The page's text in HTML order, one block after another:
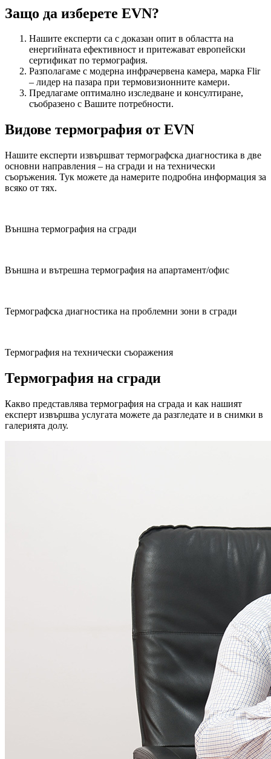
Защо да изберете EVN?
Нашите експерти са с доказан опит в областта на
енергийната ефективност и притежават европейски
сертификат по термография.
Разполагаме с модерна инфрачервена камера, марка Flir
– лидер на пазара при термовизионните камери.
Предлагаме оптимално изследване и консултиране,
съобразено с Вашите потребности.
Видове термография от EVN
Нашите експерти извършват термографска диагностика в две
основни направления – на сгради и на технически
съоръжения. Тук можете да намерите подробна информация за
всяко от тях.
Външна термография на сгради
Външна и вътрешна термография на апартамент/офис
Термографска диагностика на проблемни зони в сгради
Термография на технически съоражения
Термография на сгради
Какво представлява термография на сграда и как нашият
експерт извършва услугата можете да разгледате и в снимки в
галерията долу.